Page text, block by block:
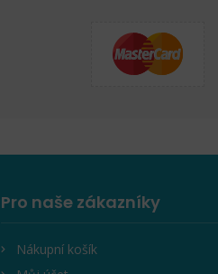
Pro naše zákazníky
Nákupní košík